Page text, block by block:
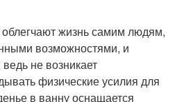
жизнь самим людям,
возможностями, и
не возникает
физические усилия для
в ванну оснащается